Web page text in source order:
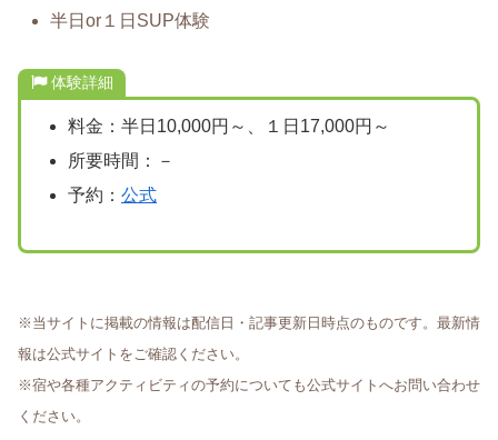
半日or１日SUP体験
体験詳細
料金：半日10,000円～、１日17,000円～
所要時間：－
予約： 公式
※当サイトに掲載の情報は配信日・記事更新日時点のものです。最新情
報は公式サイトをご確認ください。
※宿や各種アクティビティの予約についても公式サイトへお問い合わせ
ください。